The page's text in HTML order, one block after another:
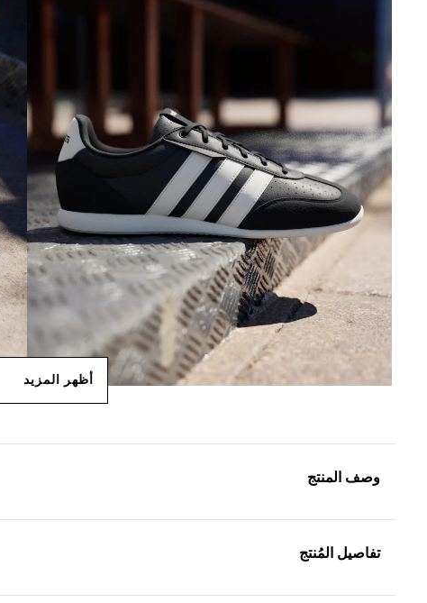
أظهر المزيد
وصف المنتج
تفاصيل المُنتج